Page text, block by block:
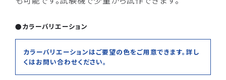
カラーバリエーション
カラーバリエーションはご要望の色をご用意できます。詳し
くはお問い合わせください。